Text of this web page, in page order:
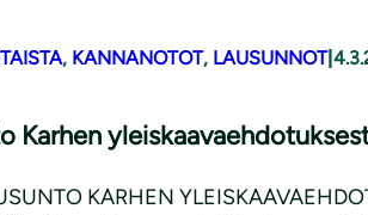
, KANNANOTOT, LAUSUNNOT|
Karhen
KARHEN